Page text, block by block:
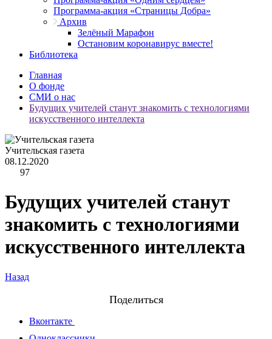
Программа-акция «Страницы Добра»
Архив
Зелёный Марафон
Остановим коронавирус вместе!
Библиотека
Главная
О фонде
СМИ о нас
Будущих учителей станут знакомить с технологиями
искусственного интеллекта
Учительская газета
08.12.2020
97
Будущих учителей станут
знакомить с технологиями
искусственного интеллекта
Назад
Поделиться
Вконтакте